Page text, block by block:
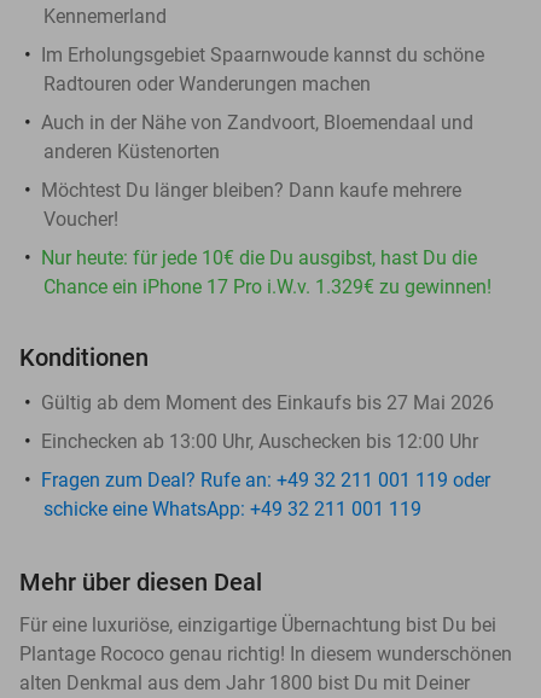
Kennemerland
Im Erholungsgebiet Spaarnwoude kannst du schöne
Radtouren oder Wanderungen machen
Auch in der Nähe von Zandvoort, Bloemendaal und
anderen Küstenorten
Möchtest Du länger bleiben? Dann kaufe mehrere
Voucher!
Nur heute: für jede 10€ die Du ausgibst, hast Du die
Chance ein iPhone 17 Pro i.W.v. 1.329€ zu gewinnen!
Konditionen
Gültig ab dem Moment des Einkaufs bis 27 Mai 2026
Einchecken ab 13:00 Uhr, Auschecken bis 12:00 Uhr
Fragen zum Deal? Rufe an: +49 32 211 001 119 oder
schicke eine WhatsApp: +49 32 211 001 119
Mehr über diesen Deal
Für eine luxuriöse, einzigartige Übernachtung bist Du bei
Plantage Rococo genau richtig! In diesem wunderschönen
alten Denkmal aus dem Jahr 1800 bist Du mit Deiner